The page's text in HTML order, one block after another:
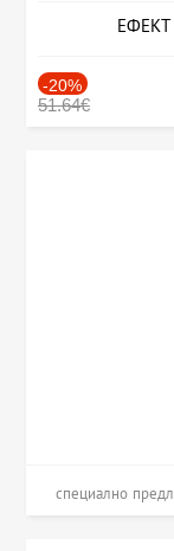
ЕФЕКТ
-20%
51.64€
специално